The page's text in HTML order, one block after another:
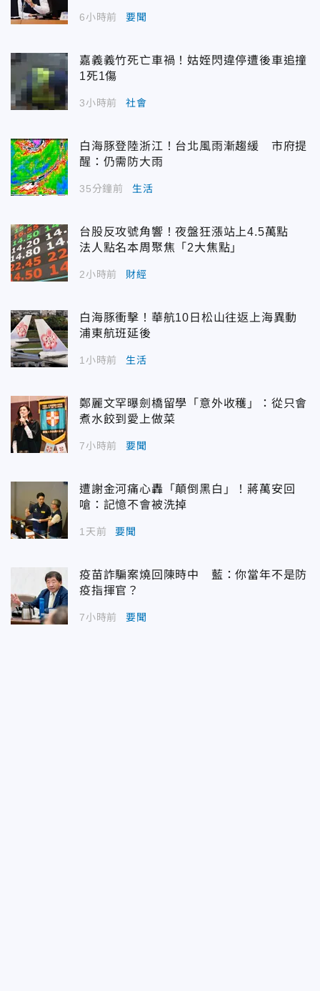
6小時前 要聞
嘉義義竹死亡車禍！姑姪閃違停遭後車追撞
1死1傷
3小時前 社會
白海豚登陸浙江！台北風雨漸趨緩 市府提
醒：仍需防大雨
35分鐘前 生活
台股反攻號角響！夜盤狂漲站上4.5萬點
法人點名本周聚焦「2大焦點」
2小時前 財經
白海豚衝擊！華航10日松山往返上海異動
浦東航班延後
1小時前 生活
鄭麗文罕曝劍橋留學「意外收穫」：從只會
煮水餃到愛上做菜
7小時前 要聞
遭謝金河痛心轟「顛倒黑白」！蔣萬安回
嗆：記憶不會被洗掉
1天前 要聞
疫苗詐騙案燒回陳時中 藍：你當年不是防
疫指揮官？
7小時前 要聞